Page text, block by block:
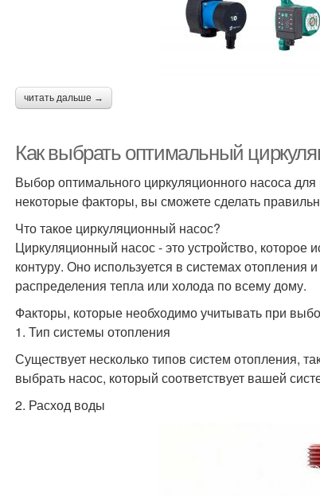
читать дальше →
Как выбрать оптимальный
Выбор оптимального циркуляционного насоса
некоторые факторы, вы сможете сделать
Что такое циркуляционный насос?
Циркуляционный насос - это устройство, которое
контуру. Оно используется в системах
распределения тепла или холода по всему дому.
Факторы, которые необходимо учитывать при
1. Тип системы отопления
Существует несколько типов систем отопления,
выбрать насос, который соответствует вашей
2. Расход воды